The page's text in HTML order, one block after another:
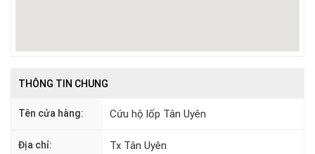
THÔNG TIN CHUNG
Tên cửa hàng: Cứu hộ lốp Tân Uyên
Địa chỉ: Tx Tân Uyên